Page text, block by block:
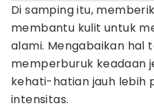
Di samping itu,
membantu kulit untuk
alami. Mengabaikan hal
memperburuk keadaan
kehati-hatian jauh lebih
intensitas.